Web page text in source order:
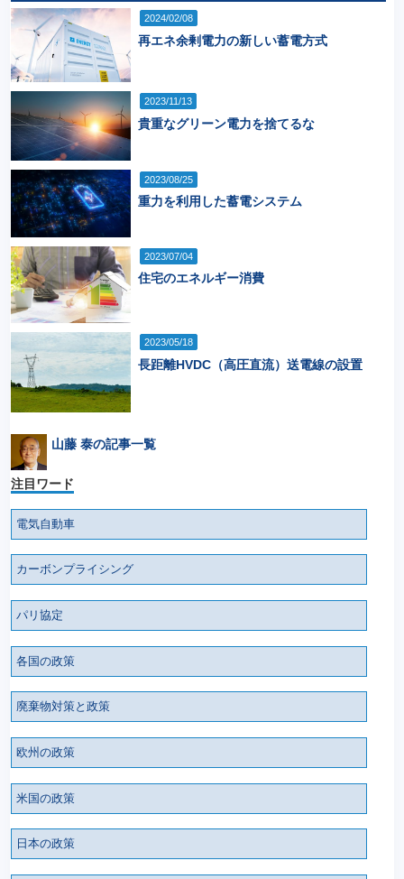
2024/02/08
再エネ余剰電力の新しい蓄電方式
2023/11/13
貴重なグリーン電力を捨てるな
2023/08/25
重力を利用した蓄電システム
2023/07/04
住宅のエネルギー消費
2023/05/18
長距離HVDC（高圧直流）送電線の設置
山藤 泰の記事一覧
注目ワード
電気自動車
カーボンプライシング
パリ協定
各国の政策
廃棄物対策と政策
欧州の政策
米国の政策
日本の政策